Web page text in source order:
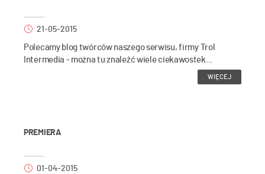
21-05-2015
Polecamy blog twórców naszego serwisu, firmy Trol
Intermedia - można tu znaleźć wiele ciekawostek...
WIĘCEJ
PREMIERA
01-04-2015